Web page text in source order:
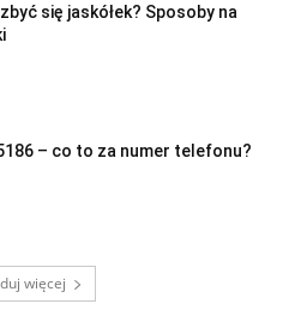
się jaskółek? Sposoby na
– co to za numer telefonu?
więcej